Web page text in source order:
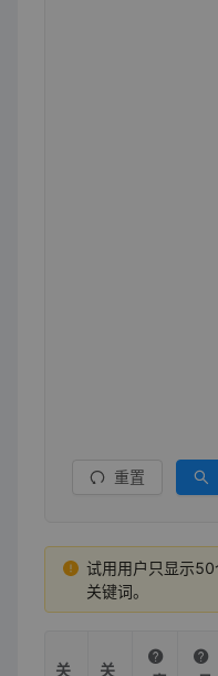
重置
试用用户只显示50
关键词。
关
关